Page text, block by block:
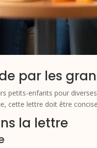
par les
petits-enfants pour
cette lettre doit être
la lettre